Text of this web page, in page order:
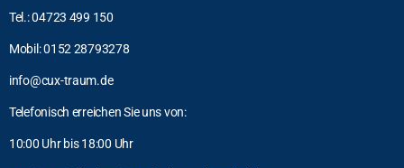
Tel.: 04723 499 150
Mobil: 0152 28793278
info@cux-traum.de
Telefonisch erreichen Sie uns von:
10:00 Uhr bis 18:00 Uhr